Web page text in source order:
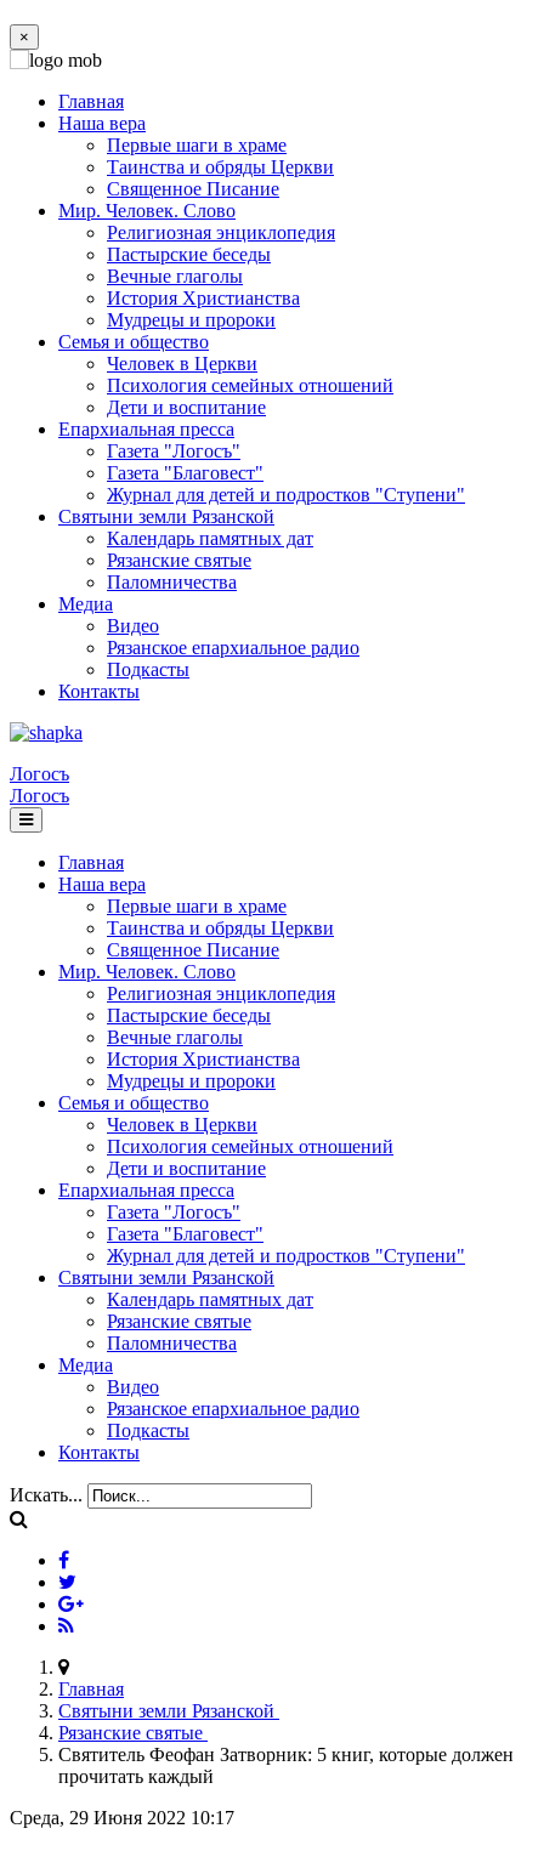
×
Главная
Наша вера
Первые шаги в храме
Таинства и обряды Церкви
Священное Писание
Мир. Человек. Слово
Религиозная энциклопедия
Пастырские беседы
Вечные глаголы
История Христианства
Мудрецы и пророки
Семья и общество
Человек в Церкви
Психология семейных отношений
Дети и воспитание
Епархиальная пресса
Газета "Логосъ"
Газета "Благовест"
Журнал для детей и подростков "Ступени"
Святыни земли Рязанской
Календарь памятных дат
Рязанские святые
Паломничества
Медиа
Видео
Рязанское епархиальное радио
Подкасты
Контакты
Логосъ
Логосъ
Главная
Наша вера
Первые шаги в храме
Таинства и обряды Церкви
Священное Писание
Мир. Человек. Слово
Религиозная энциклопедия
Пастырские беседы
Вечные глаголы
История Христианства
Мудрецы и пророки
Семья и общество
Человек в Церкви
Психология семейных отношений
Дети и воспитание
Епархиальная пресса
Газета "Логосъ"
Газета "Благовест"
Журнал для детей и подростков "Ступени"
Святыни земли Рязанской
Календарь памятных дат
Рязанские святые
Паломничества
Медиа
Видео
Рязанское епархиальное радио
Подкасты
Контакты
Искать...
Главная
Святыни земли Рязанской
Рязанские святые
Святитель Феофан Затворник: 5 книг, которые должен
прочитать каждый
Среда, 29 Июня 2022 10:17